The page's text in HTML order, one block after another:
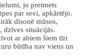
jo pretmets
par sevi, apkārtējo.
disonē mūsos,
dzīves situācijās.
ar abiem šiem tīri
būtība nav viens un